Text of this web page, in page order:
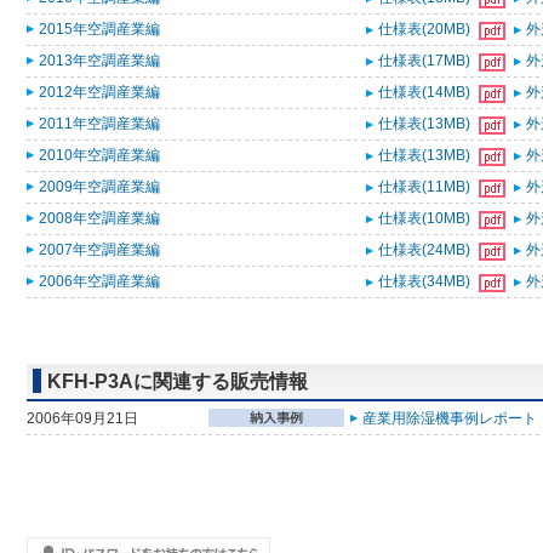
2015年空調産業編
仕様表(20MB)
2013年空調産業編
仕様表(17MB)
2012年空調産業編
仕様表(14MB)
2011年空調産業編
仕様表(13MB)
2010年空調産業編
仕様表(13MB)
2009年空調産業編
仕様表(11MB)
2008年空調産業編
仕様表(10MB)
2007年空調産業編
仕様表(24MB)
2006年空調産業編
仕様表(34MB)
KFH-P3Aに関連する販売情報
2006年09月21日 産業用除湿機事例レポー